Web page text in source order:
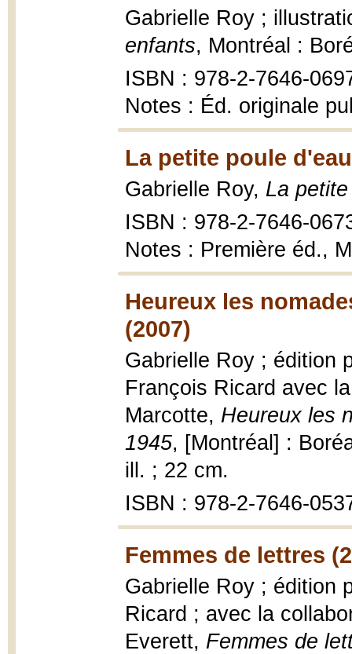
Gabrielle Roy ;
enfants, Montréal :
ISBN : 978-2-7646-
Notes : Éd. originale
La petite poule
Gabrielle Roy, La
ISBN : 978-2-7646-
Notes : Première éd.,
Heureux les
(2007)
Gabrielle Roy ; édition
François Ricard avec
Marcotte, Heureux les
1945, [Montréal] :
ill. ; 22 cm.
ISBN : 978-2-7646-
Femmes de lettres
Gabrielle Roy ; édition
Ricard ; avec la
Everett, Femmes de